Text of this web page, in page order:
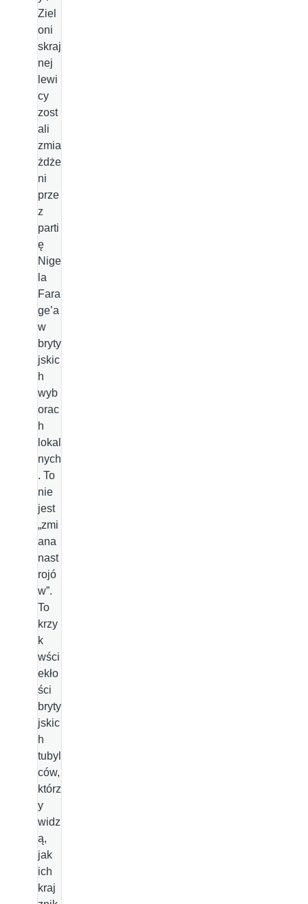
Ziel
oni
skraj
nej
lewi
cy
zost
ali
zmia
żdże
ni
prze
z
parti
ę
Nige
la
Fara
ge’a
w
bryty
jskic
h
wyb
orac
h
lokal
nych
. To
nie
jest
„zmi
ana
nast
rojó
w”.
To
krzy
k
wści
ekło
ści
bryty
jskic
h
tubyl
ców,
którz
y
widz
ą,
jak
ich
kraj